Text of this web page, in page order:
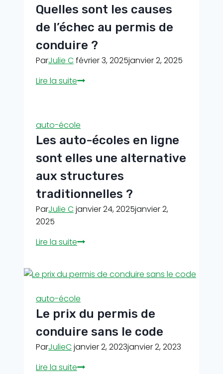
au
permis
leurs
enfants
Quelles sont les causes
de l’échec au permis de
conduire ?
ParJulie Cfévrier 3, 2025janvier 2, 2025
Lire la suiteQuelles
de
l’échec
au
de
conduire
?
auto-école
Les auto-écoles en ligne
sont elles une alternative
aux structures
traditionnelles ?
ParJulie Cjanvier 24, 2025janvier 2,
2025
Lire la suiteLes
en
sont
elles
une
alternative
aux
structures
auto-école
Le prix du permis de
conduire sans le code
ParJulieCjanvier 2, 2023janvier 2, 2023
Lire la suiteLe